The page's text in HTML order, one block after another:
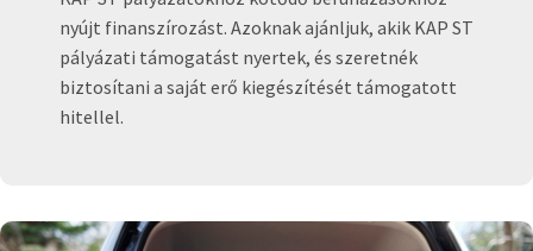
nyújt finanszírozást. Azoknak ajánljuk, akik KAP ST
pályázati támogatást nyertek, és szeretnék
biztosítani a saját erő kiegészítését támogatott
hitellel.